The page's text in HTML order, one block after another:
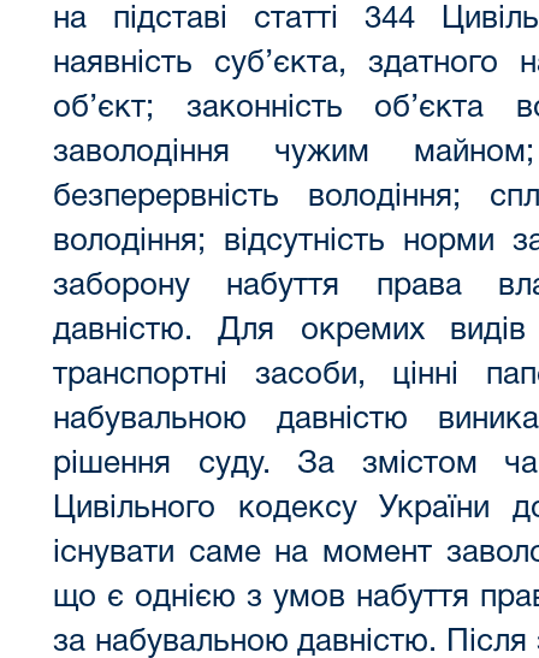
на підставі статті 344
наявність суб’єкта, здатного
об’єкт; законність об’єкта
заволодіння чужим майном;
безперервність володіння;
володіння; відсутність
заборону набуття права
давністю. Для окремих
транспортні засоби, цінні
набувальною давністю
рішення суду. За змістом
Цивільного кодексу України
існувати саме на момент
що є однією з умов набуття
за набувальною давністю.